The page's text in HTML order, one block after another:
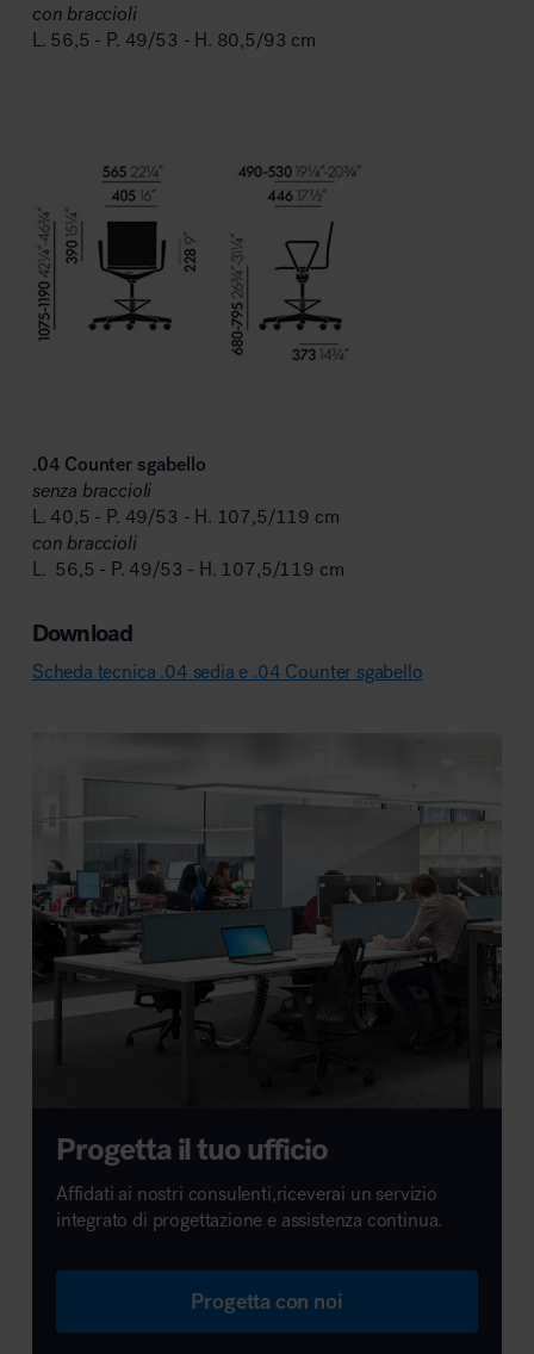
con braccioli
L. 56,5 - P. 49/53 - H. 80,5/93 cm
.04 Counter sgabello
senza braccioli
L. 40,5 - P. 49/53 - H. 107,5/119 cm
con braccioli
L. 56,5 - P. 49/53 - H. 107,5/119 cm
Download
Scheda tecnica .04 sedia e .04 Counter sgabello
Progetta il tuo ufficio
Affidati ai nostri consulenti,riceverai un servizio
integrato di progettazione e assistenza continua.
Progetta con noi